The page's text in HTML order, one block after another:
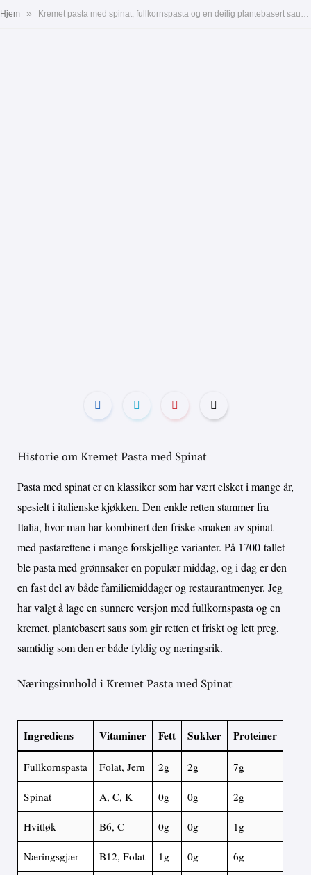
Hjem »
Historie om Kremet Pasta med Spinat
Pasta med spinat er en klassiker som har vært elsket i mange år,
spesielt i italienske kjøkken. Den enkle retten stammer fra
Italia, hvor man har kombinert den friske smaken av spinat
med pastarettene i mange forskjellige varianter. På 1700-tallet
ble pasta med grønnsaker en populær middag, og i dag er den
en fast del av både familiemiddager og restaurantmenyer. Jeg
har valgt å lage en sunnere versjon med fullkornspasta og en
kremet, plantebasert saus som gir retten et friskt og lett preg,
samtidig som den er både fyldig og næringsrik.
Næringsinnhold i Kremet Pasta med Spinat
Ingrediens Vitaminer Fett Sukker Proteiner
Fullkornspasta Folat, Jern 2g 2g 7g
Spinat A, C, K 0g 0g 2g
Hvitløk B6, C 0g 0g 1g
Næringsgjær B12, Folat 1g 0g 6g